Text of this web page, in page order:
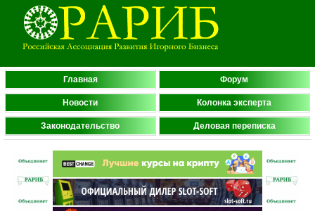
Главная Форум
Новости Колонка эксперта
Законодательство Деловая переписка